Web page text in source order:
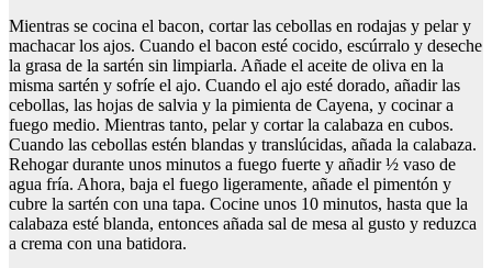
Mientras se cocina el bacon, cortar las cebollas en rodajas y pelar y
machacar los ajos. Cuando el bacon esté cocido, escúrralo y deseche
la grasa de la sartén sin limpiarla. Añade el aceite de oliva en la
misma sartén y sofríe el ajo. Cuando el ajo esté dorado, añadir las
cebollas, las hojas de salvia y la pimienta de Cayena, y cocinar a
fuego medio. Mientras tanto, pelar y cortar la calabaza en cubos.
Cuando las cebollas estén blandas y translúcidas, añada la calabaza.
Rehogar durante unos minutos a fuego fuerte y añadir ½ vaso de
agua fría. Ahora, baja el fuego ligeramente, añade el pimentón y
cubre la sartén con una tapa. Cocine unos 10 minutos, hasta que la
calabaza esté blanda, entonces añada sal de mesa al gusto y reduzca
a crema con una batidora.